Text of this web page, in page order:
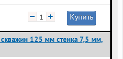
− + Купить
125 мм стенка 7,5 мм,